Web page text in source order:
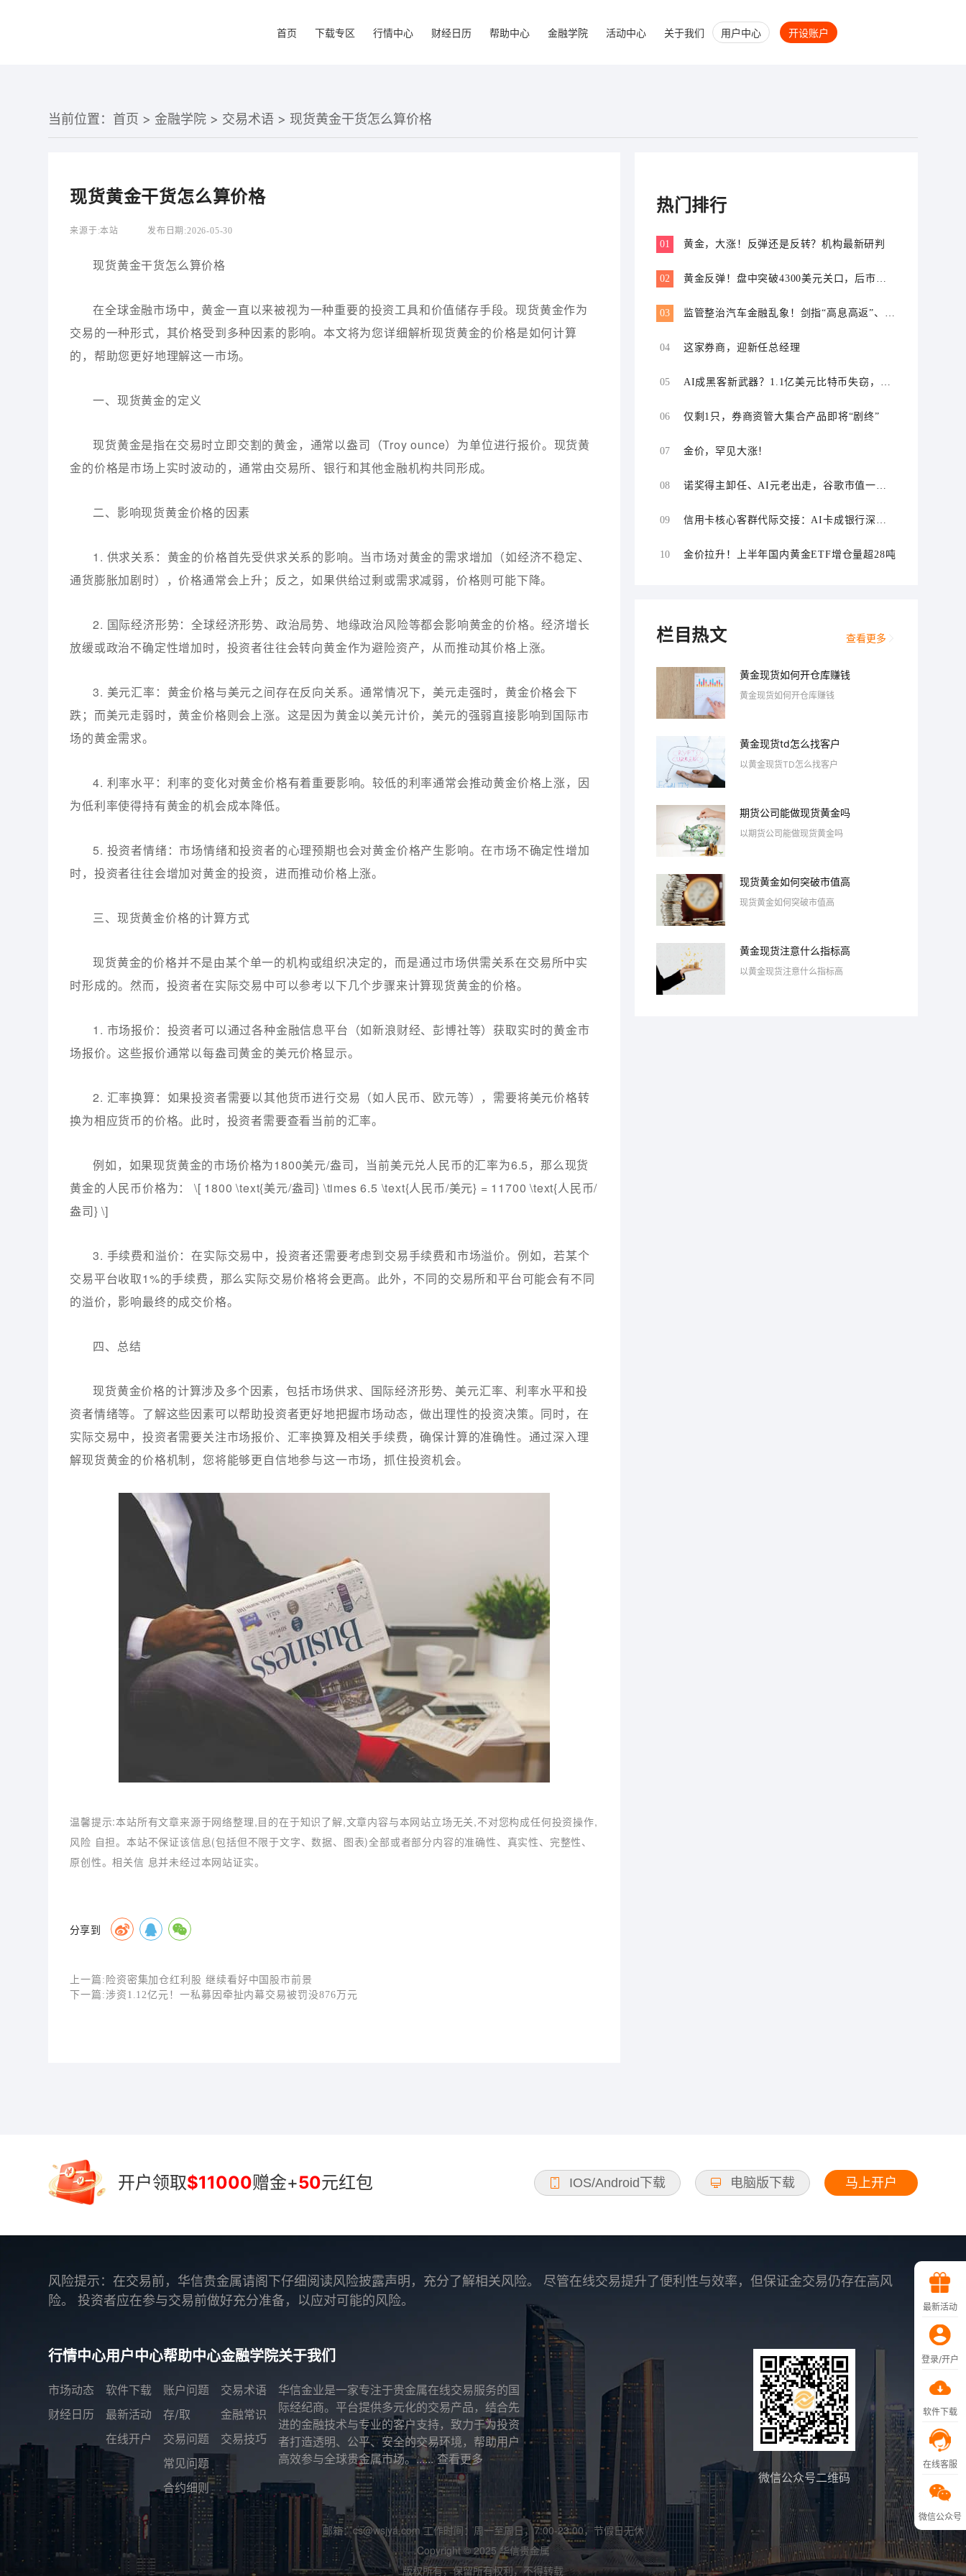
首页 下载专区 行情中心 财经日历 帮助中心 金融学院 活动中心 关于我们 用户中心 开设账户
当前位置： 首页 >金融学院 > 交易术语 > 现货黄金干货怎么算价格
现货黄金干货怎么算价格
来源于:本站 发布日期:2026-05-30
现货黄金干货怎么算价格
在全球金融市场中，黄金一直以来被视为一种重要的投资工具和价值储存手段。现货黄金作为
交易的一种形式，其价格受到多种因素的影响。本文将为您详细解析现货黄金的价格是如何计算
的，帮助您更好地理解这一市场。
一、现货黄金的定义
现货黄金是指在交易时立即交割的黄金，通常以盎司（Troy ounce）为单位进行报价。现货黄
金的价格是市场上实时波动的，通常由交易所、银行和其他金融机构共同形成。
二、影响现货黄金价格的因素
1. 供求关系：黄金的价格首先受供求关系的影响。当市场对黄金的需求增加（如经济不稳定、
通货膨胀加剧时），价格通常会上升；反之，如果供给过剩或需求减弱，价格则可能下降。
2. 国际经济形势：全球经济形势、政治局势、地缘政治风险等都会影响黄金的价格。经济增长
放缓或政治不确定性增加时，投资者往往会转向黄金作为避险资产，从而推动其价格上涨。
3. 美元汇率：黄金价格与美元之间存在反向关系。通常情况下，美元走强时，黄金价格会下
跌；而美元走弱时，黄金价格则会上涨。这是因为黄金以美元计价，美元的强弱直接影响到国际市
场的黄金需求。
4. 利率水平：利率的变化对黄金价格有着重要影响。较低的利率通常会推动黄金价格上涨，因
为低利率使得持有黄金的机会成本降低。
5. 投资者情绪：市场情绪和投资者的心理预期也会对黄金价格产生影响。在市场不确定性增加
时，投资者往往会增加对黄金的投资，进而推动价格上涨。
三、现货黄金价格的计算方式
现货黄金的价格并不是由某个单一的机构或组织决定的，而是通过市场供需关系在交易所中实
时形成的。然而，投资者在实际交易中可以参考以下几个步骤来计算现货黄金的价格。
1. 市场报价：投资者可以通过各种金融信息平台（如新浪财经、彭博社等）获取实时的黄金市
场报价。这些报价通常以每盎司黄金的美元价格显示。
2. 汇率换算：如果投资者需要以其他货币进行交易（如人民币、欧元等），需要将美元价格转
换为相应货币的价格。此时，投资者需要查看当前的汇率。
例如，如果现货黄金的市场价格为1800美元/盎司，当前美元兑人民币的汇率为6.5，那么现货
黄金的人民币价格为： \[ 1800 \text{美元/盎司} \times 6.5 \text{人民币/美元} = 11700 \text{人民币/
盎司} \]
3. 手续费和溢价：在实际交易中，投资者还需要考虑到交易手续费和市场溢价。例如，若某个
交易平台收取1%的手续费，那么实际交易价格将会更高。此外，不同的交易所和平台可能会有不同
的溢价，影响最终的成交价格。
四、总结
现货黄金价格的计算涉及多个因素，包括市场供求、国际经济形势、美元汇率、利率水平和投
资者情绪等。了解这些因素可以帮助投资者更好地把握市场动态，做出理性的投资决策。同时，在
实际交易中，投资者需要关注市场报价、汇率换算及相关手续费，确保计算的准确性。通过深入理
解现货黄金的价格机制，您将能够更自信地参与这一市场，抓住投资机会。
温馨提示:本站所有文章来源于网络整理,目的在于知识了解,文章内容与本网站立场无关,不对您构成任何投资操作,
风险 自担。本站不保证该信息(包括但不限于文字、数据、图表)全部或者部分内容的准确性、真实性、完整性、
原创性。相关信 息并未经过本网站证实。
分享到
上一篇: 险资密集加仓红利股 继续看好中国股市前景
下一篇: 涉资1.12亿元！一私募因牵扯内幕交易被罚没876万元
热门排行
01 黄金，大涨！反弹还是反转？机构最新研判
02
黄金反弹！盘中突破4300美元关口，后市怎
03
监管整治汽车金融乱象！剑指“高息高返”、
04
这家券商，迎新任总经理
05
AI成黑客新武器？1.1亿美元比特币失窃，加
06
仅剩1只，券商资管大集合产品即将“剧终”
07 金价，罕见大涨！
08
诺奖得主卸任、AI元老出走，谷歌市值一日
09
信用卡核心客群代际交接：AI卡成银行深耕
10
金价拉升！上半年国内黄金ETF增仓量超28吨
栏目热文 查看更多
黄金现货如何开仓库赚钱
黄金现货如何开仓库赚钱
黄金现货td怎么找客户
以黄金现货TD怎么找客户
期货公司能做现货黄金吗
以期货公司能做现货黄金吗
现货黄金如何突破市值高
现货黄金如何突破市值高
黄金现货注意什么指标高
以黄金现货注意什么指标高
开户领取$11000赠金+50元红包 IOS/Android下载 电脑版下载 马上开户
风险提示：在交易前，华信贵金属请阁下仔细阅读风险披露声明，充分了解相关风险。 尽管在线交易提升了便利性与效率，但保证金交易仍存在高风
险。 投资者应在参与交易前做好充分准备，以应对可能的风险。
行情中心
市场动态
财经日历
用户中心
软件下载
最新活动
在线开户
帮助中心
账户问题
存/取
交易问题
常见问题
合约细则
金融学院
交易术语
金融常识
交易技巧
关于我们
华信金业是一家专注于贵金属在线交易服务的国
际经纪商。平台提供多元化的交易产品，结合先
进的金融技术与专业的客户支持，致力于为投资
者打造透明、公平、安全的交易环境，帮助用户
高效参与全球贵金属市场。......查看更多
微信公众号二维码
邮箱：cs@wsjya.com 工作时间：周一至周日，7:00-23:00，节假日无休
Copyright © 2025 华信贵金属
版权所有，保留所有权利，不得转载
最新活动
登录/开户
软件下载
在线客服
微信公众号